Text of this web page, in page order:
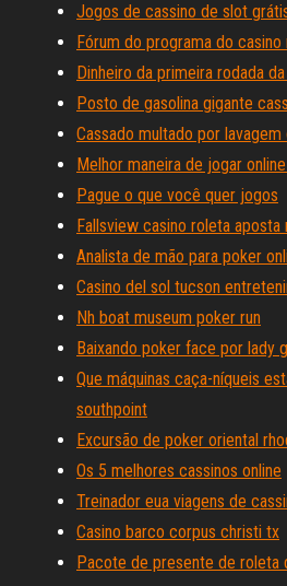
Jogos de cassino de slot
Fórum do programa do casino
Dinheiro da primeira rodada
Posto de gasolina gigante
Cassado multado por lavagem
Melhor maneira de jogar
Pague o que você quer jogos
Fallsview casino roleta aposta
Analista de mão para poker
Casino del sol tucson
Nh boat museum poker run
Baixando poker face por lady
Que máquinas caça-níqueis
southpoint
Excursão de poker oriental
Os 5 melhores cassinos online
Treinador eua viagens de
Casino barco corpus christi tx
Pacote de presente de roleta